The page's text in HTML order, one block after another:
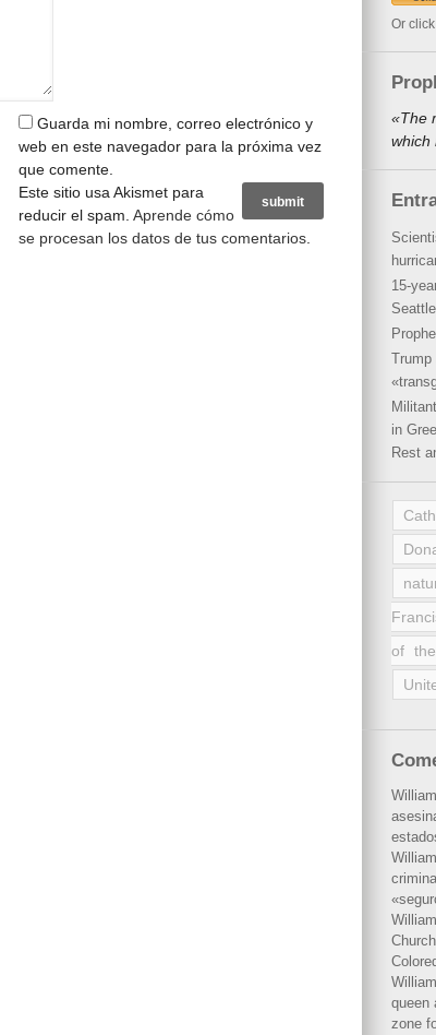
Guarda mi nombre, correo electrónico y
web en este navegador para la próxima vez
que comente.
Este sitio usa Akismet para
reducir el spam. Aprende cómo
se procesan los datos de tus comentarios
Or
«The
which
15-
Trump
in
Rest
of
queen
zone